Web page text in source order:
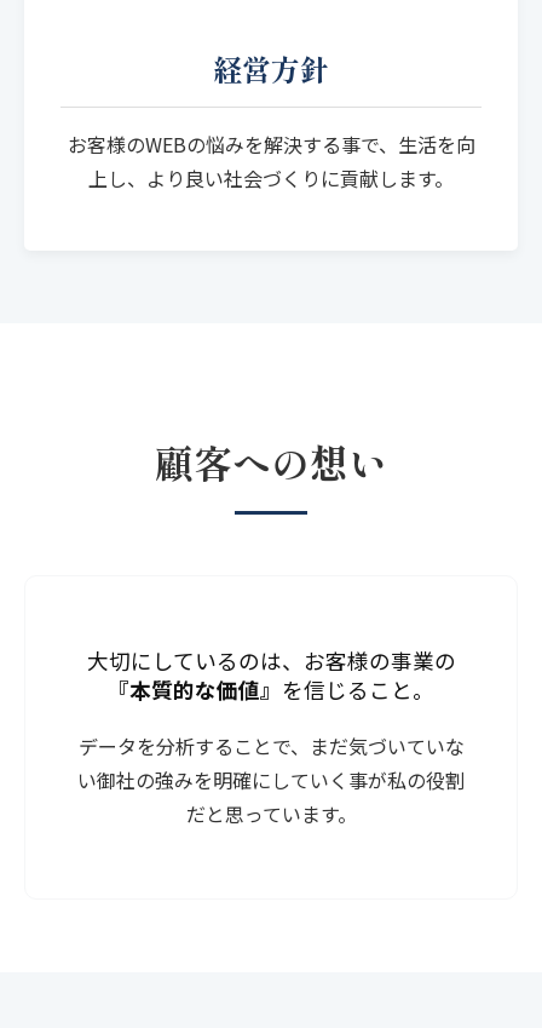
経営方針
お客様のWEBの悩みを解決する事で、生活を向
上し、より良い社会づくりに貢献します。
顧客への想い
大切にしているのは、お客様の事業の
『本質的な価値』 を信じること。
データを分析することで、まだ気づいていな
い御社の強みを明確にしていく事が私の役割
だと思っています。